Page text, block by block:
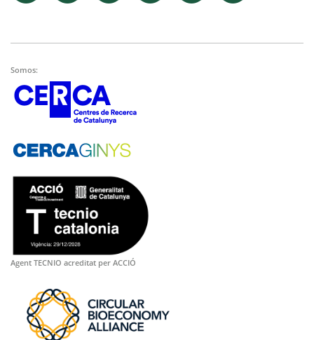
Somos:
Agent TECNIO acreditat per ACCIÓ